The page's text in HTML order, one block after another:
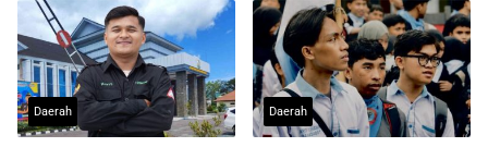
Daerah Daerah